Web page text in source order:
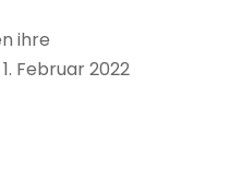
ihre
Februar 2022